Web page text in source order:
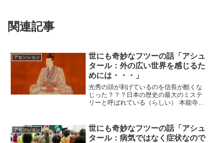
関連記事
アセンション
世にも奇妙なフツーの話「アシュ
タール：外の広い世界を感じるた
めには・・・」
光秀の頭が剥げているのを信長が酷くな
じった？？？日本の歴史の最大のミステ
リーと呼ばれている（らしい） 本能寺の
秀吉さん、家康さん、そして光秀さん
の 計画だったとい...
アセンション
世にも奇妙なフツーの話「アシュ
タール：病気ではなく症状なので